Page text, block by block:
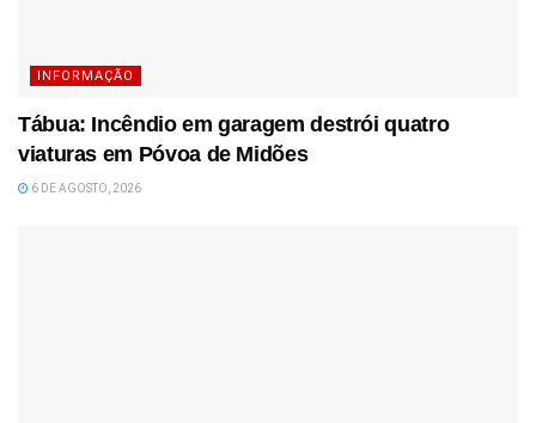
INFORMAÇÃO
Tábua: Incêndio em garagem destrói quatro
viaturas em Póvoa de Midões
6 DE AGOSTO, 2026